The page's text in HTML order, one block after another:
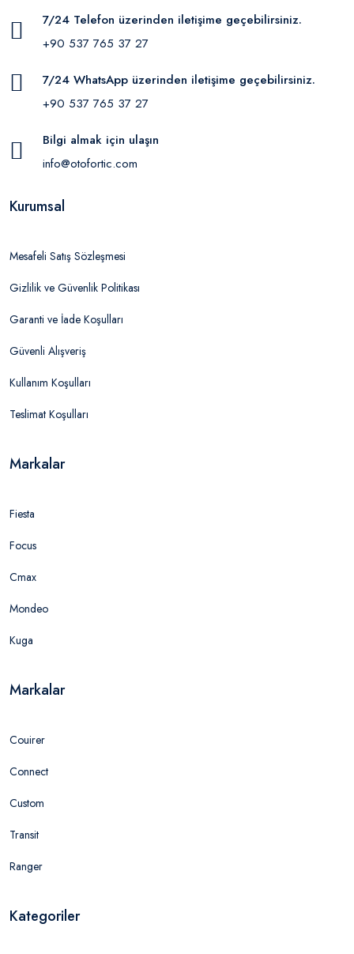
7/24 Telefon üzerinden iletişime geçebilirsiniz.
+90 537 765 37 27
7/24 WhatsApp üzerinden iletişime geçebilirsiniz.
+90 537 765 37 27
Bilgi almak için ulaşın
info@otofortic.com
Kurumsal
Mesafeli Satış Sözleşmesi
Gizlilik ve Güvenlik Politikası
Garanti ve İade Koşulları
Güvenli Alışveriş
Kullanım Koşulları
Teslimat Koşulları
Markalar
Fiesta
Focus
Cmax
Mondeo
Kuga
Markalar
Couirer
Connect
Custom
Transit
Ranger
Kategoriler